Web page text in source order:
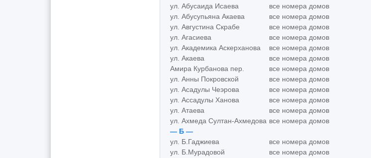
ул. Абусаида Исаева
все номера домов
ул. Абусупьяна Акаева
все номера домов
ул. Августина Скрабе
все номера домов
ул. Агасиева
все номера домов
ул. Академика Аскерханова
все номера домов
ул. Акаева
все номера домов
Амира Курбанова пер.
все номера домов
ул. Анны Покровской
все номера домов
ул. Асадулы Чеэрова
все номера домов
ул. Ассадулы Ханова
все номера домов
ул. Атаева
все номера домов
ул. Ахмеда Султан-Ахмедова все номера домов
— Б —
ул. Б.Гаджиева
все номера домов
ул. Б.Мурадовой
все номера домов